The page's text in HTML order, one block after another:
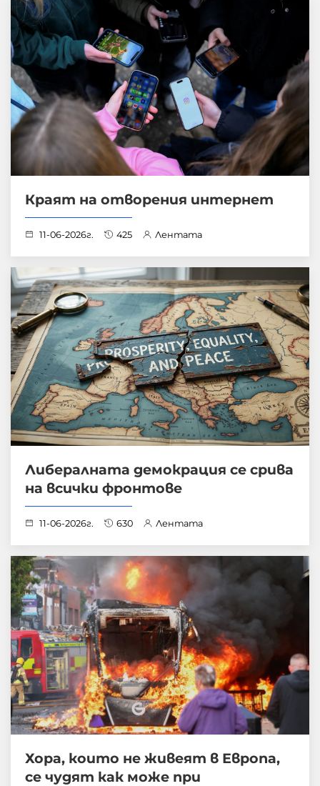
Краят на отворения интернет
11-06-2026г. 425 Лентата
Либералната демокрация се срива
на всички фронтове
11-06-2026г. 630 Лентата
Хора, които не живеят в Европа,
се чудят как може при